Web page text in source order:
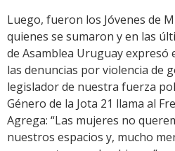
Luego, fueron los Jóvenes de
quienes se sumaron y en las
de Asamblea Uruguay expresó
las denuncias por violencia de
legislador de nuestra fuerza
Género de la Jota 21 llama al
Agrega: “Las mujeres no
nuestros espacios y, mucho